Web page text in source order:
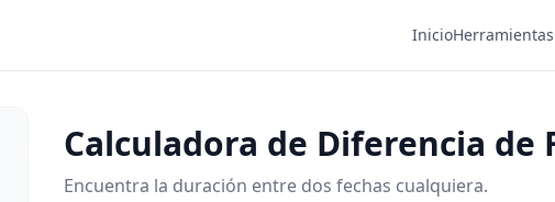
InicioHerramientas
Calculadora de Diferencia de
Encuentra la duración entre dos fechas cualquiera.